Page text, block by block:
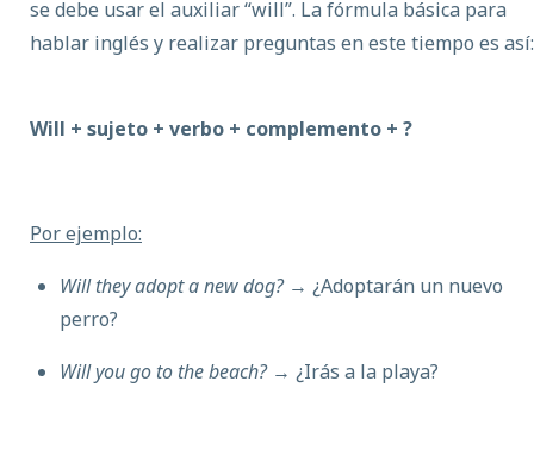
se debe usar el auxiliar “will”. La fórmula básica para
hablar inglés y realizar preguntas en este tiempo es así:
Will + sujeto + verbo + complemento + ?
Por ejemplo:
Will they adopt a new dog?→ ¿Adoptarán un nuevo
perro?
Will you go to the beach?→ ¿Irás a la playa?